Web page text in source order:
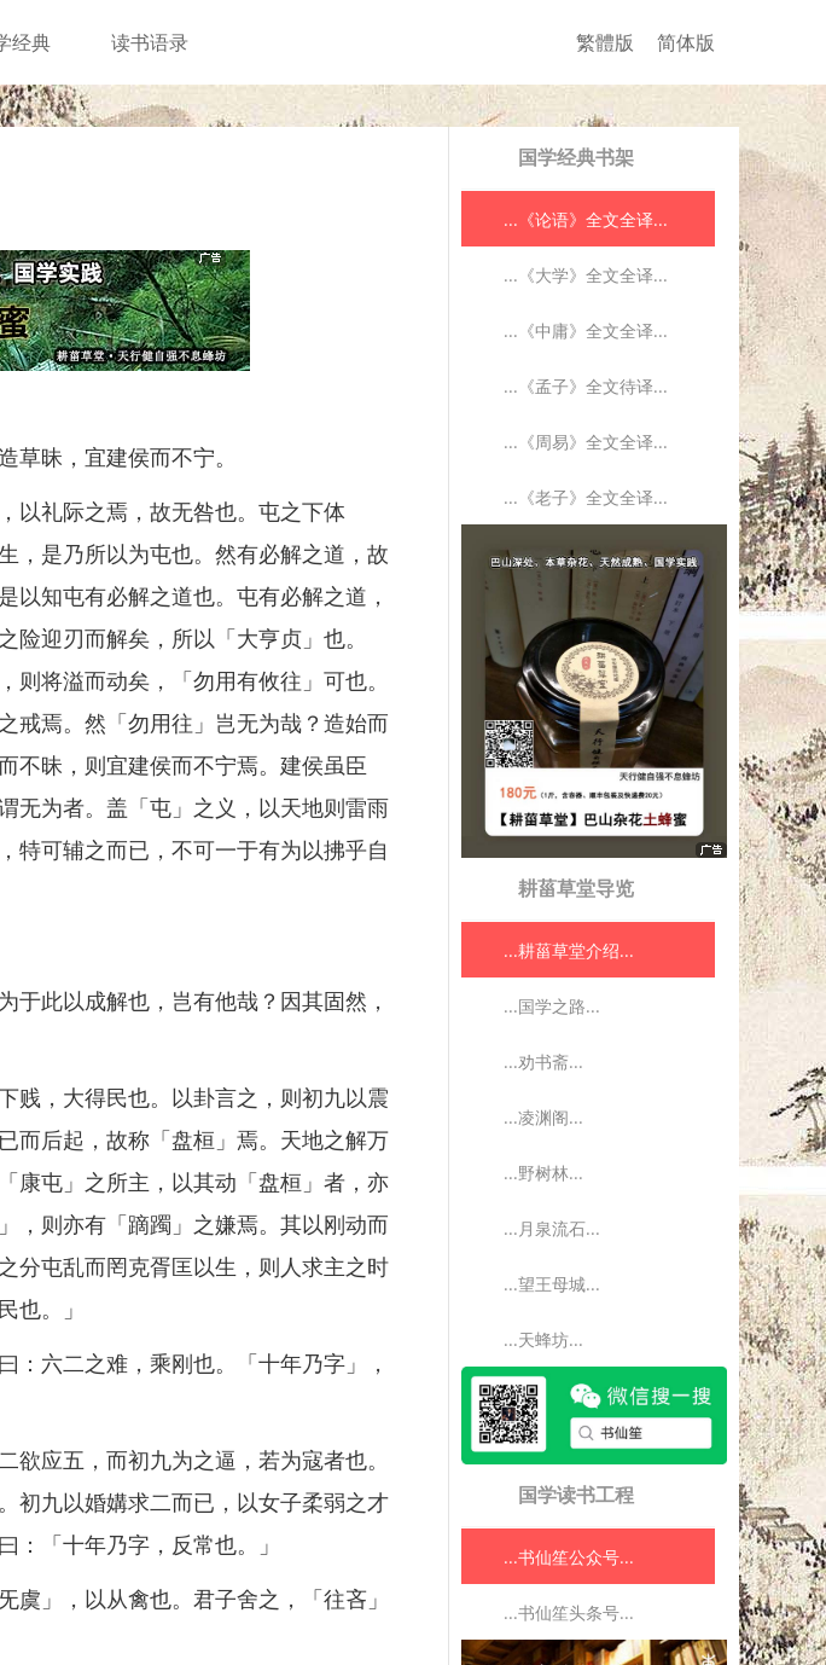
经典 读书语录 繁體版 简体版
国学经典书架
...《论语》全文全译...
...《大学》全文全译...
...《中庸》全文全译...
...《孟子》全文待译...
...《周易》全文全译...
...《老子》全文全译...
耕菑草堂导览
...耕菑草堂介绍...
...国学之路...
...劝书斋...
...凌渊阁...
...野树林...
...月泉流石...
...望王母城...
...天蜂坊...
国学读书工程
...书仙笙公众号...
...书仙笙头条号...
昧，宜建侯而不宁。
礼际之焉，故无咎也。屯之下体
，是乃所以为屯也。然有必解之道，故
以知屯有必解之道也。屯有必解之道，
迎刃而解矣，所以「大亨贞」也。
则将溢而动矣，「勿用有攸往」可也。
戒焉。然「勿用往」岂无为哉？造始而
不昧，则宜建侯而不宁焉。建侯虽臣
无为者。盖「屯」之义，以天地则雷雨
特可辅之而已，不可一于有为以拂乎自
此以成解也，岂有他哉？因其固然，
，大得民也。以卦言之，则初九以震
而后起，故称「盘桓」焉。天地之解万
康屯」之所主，以其动「盘桓」者，亦
，则亦有「蹢躅」之嫌焉。其以刚动而
分屯乱而罔克胥匡以生，则人求主之时
也。」
六二之难，乘刚也。「十年乃字」，
应五，而初九为之逼，若为寇者也。
初九以婚媾求二而已，以女子柔弱之才
：「十年乃字，反常也。」
」，以从禽也。君子舍之，「往吝」